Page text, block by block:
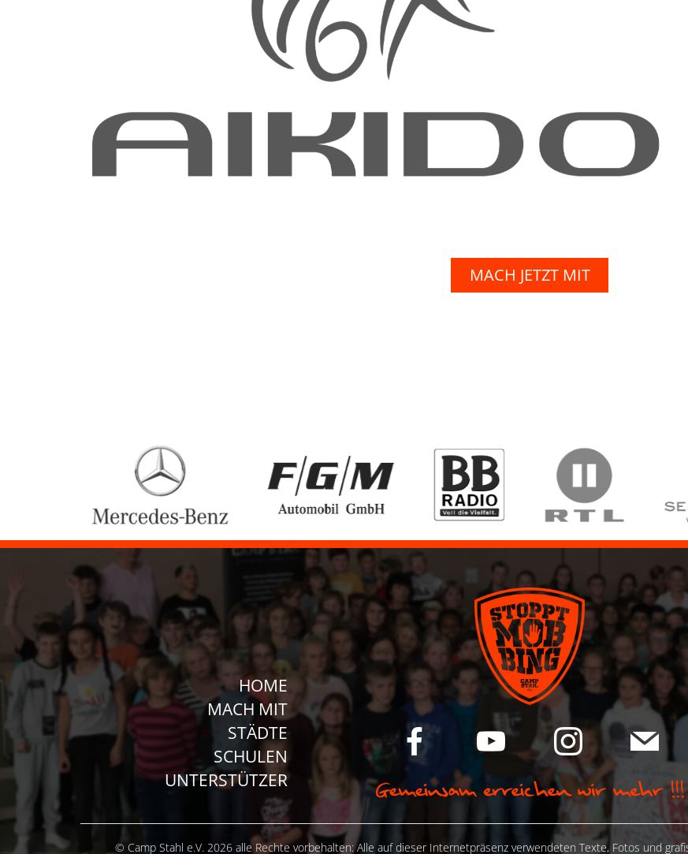
MACH JETZT MIT
HOME
MACH MIT
STÄDTE
SCHULEN
UNTERSTÜTZER
© Camp Stahl e.V. 2026 alle Rechte vorbehalten: Alle auf dieser Internetpräsenz verwendeten Texte, Fotos und